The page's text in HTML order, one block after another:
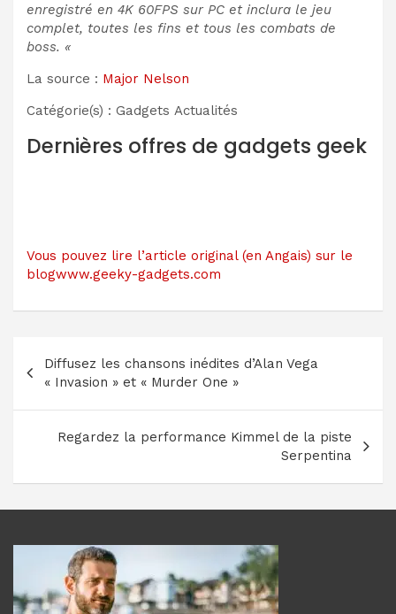
enregistré en 4K 60FPS sur PC et inclura le jeu
complet, toutes les fins et tous les combats de
boss. «
La source : Major Nelson
Catégorie(s) : Gadgets Actualités
Dernières offres de gadgets geek
Vous pouvez lire l’article original (en Angais) sur le
blogwww.geeky-gadgets.com
de
l’article
Diffusez les chansons inédites d’Alan Vega
« Invasion » et « Murder One »
Regardez la performance Kimmel de la piste
Serpentina